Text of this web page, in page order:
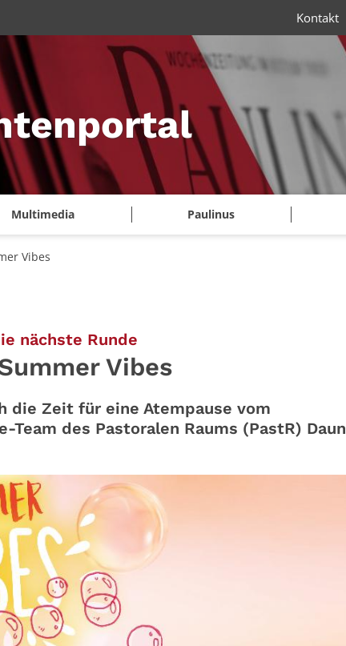
Multimedia Paulinus
Kontakt
Vibes
nächste Runde
Vibes
die Zeit für eine Atempause vom
des Pastoralen Raums (PastR) Daun